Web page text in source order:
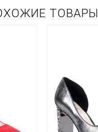
ТОВАРЫ